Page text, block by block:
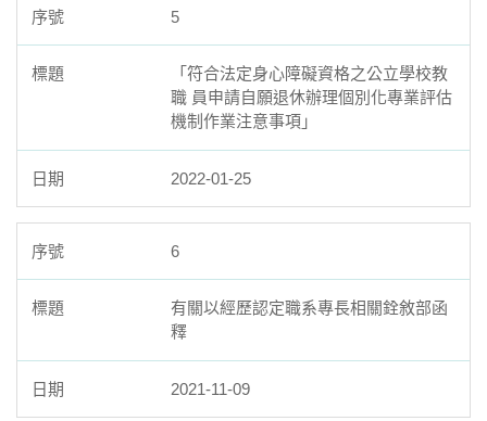
5
「符合法定身心障礙資格之公立學校教
職 員申請自願退休辦理個別化專業評估
機制作業注意事項」
2022-01-25
6
有關以經歷認定職系專長相關銓敘部函
釋
2021-11-09